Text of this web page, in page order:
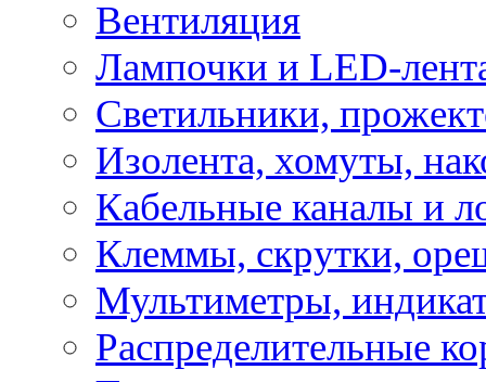
Вентиляция
Лампочки и LED-
Светильники,
Изолента, хомуты,
Кабельные каналы и
Клеммы, скрутки,
Мультиметры,
Распределительные